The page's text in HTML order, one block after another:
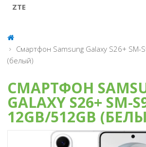
ZTE
Смартфон Samsung Galaxy S26+ SM-
(белый)
СМАРТФОН
GALAXY S26+ SM-
12GB/512GB